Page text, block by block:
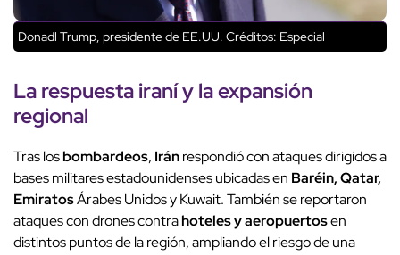
Donadl Trump, presidente de EE.UU. Créditos: Especial
Larespuesta iraníy la expansión
regional
Tras losbombardeos, Iránrespondió con ataques dirigidos a
bases militares estadounidenses ubicadas en Baréin, Qatar,
EmiratosÁrabes Unidos y Kuwait. También se reportaron
ataques con drones contrahoteles y aeropuertosen
distintos puntos de la región, ampliando el riesgo de una